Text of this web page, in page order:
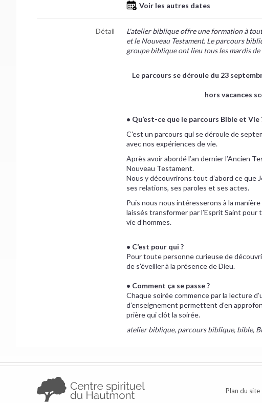
Voir les autres dates
Détail
L'atelier biblique offre une formation à
et le Nouveau Testament. Le parcours
groupe biblique ont lieu tous les mardis de
Le parcours se déroule du 23
hors vacances
• Qu’est-ce que le parcours Bible et Vie
C'est un parcours qui se déroule de
avec nos expériences de vie.
Après avoir abordé l’an dernier l’Ancien
Nouveau Testament.
Nous y découvrirons tout d’abord ce que
ses relations, ses paroles et ses actes.
Puis nous nous intéresserons à la
laissés transformer par l’Esprit Saint
vie d’hommes.
• C’est pour qui ?
Pour toute personne curieuse de
de s’éveiller à la présence de Dieu.
• Comment ça se passe ?
Chaque soirée commence par la lecture
d’enseignement permettent d’en
prière qui clôt la soirée.
atelier biblique, parcours biblique, bible,
Plan du site